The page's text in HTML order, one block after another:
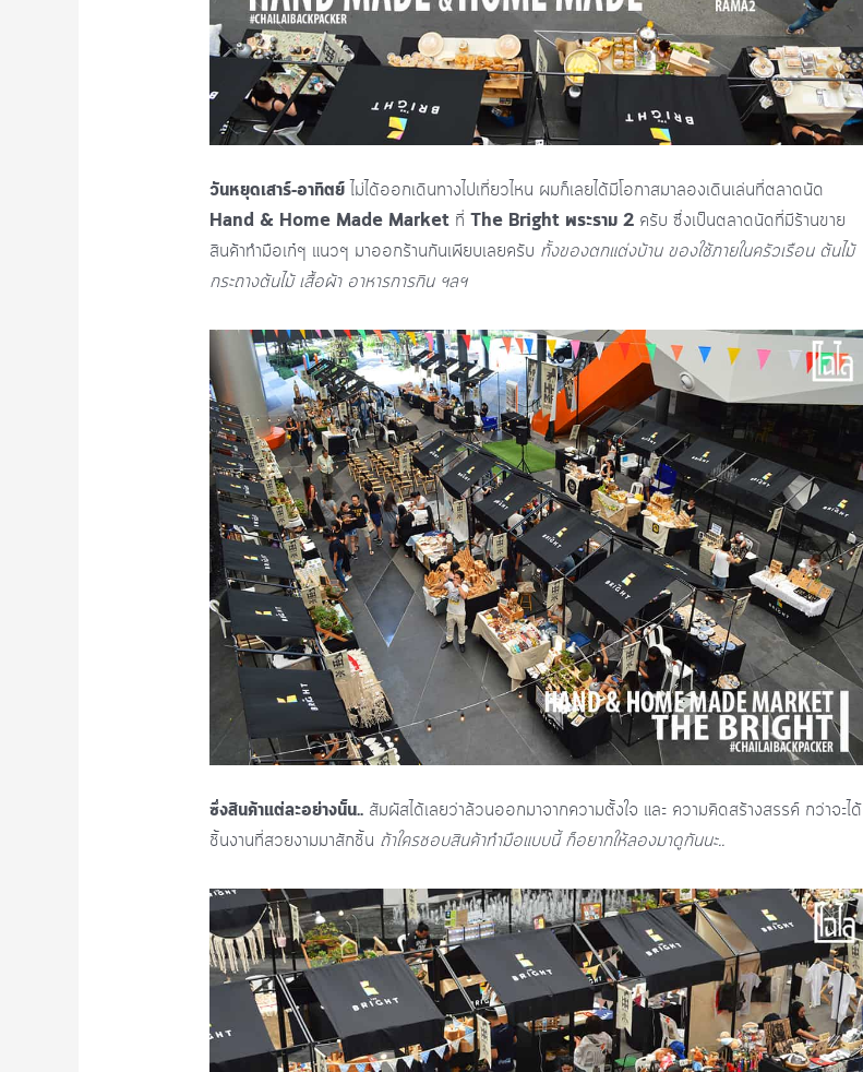
วันหยุดเสาร์-อาทิตย์ ไม่ได้ออกเดินทางไปเที่ยวไหน ผมก็เลยได้มีโอกาสมาลองเดินเล่นที่ตลาดนัด
Hand & Home Made Market ที่ The Bright พระราม 2 ครับ ซึ่งเป็นตลาดนัดที่มีร้านขาย
สินค้าทำมือเก๋ๆ แนวๆ มาออกร้านกันเพียบเลยครับ ทั้งของตกแต่งบ้าน ของใช้ภายในครัวเรือน ต้นไม้
กระถางต้นไม้ เสื้อผ้า อาหารการกิน ฯลฯ
ซึ่งสินค้าแต่ละอย่างนั้น.. สัมผัสได้เลยว่าล้วนออกมาจากความตั้งใจ และ ความคิดสร้างสรรค์ กว่าจะได้
ชิ้นงานที่สวยงามมาสักชิ้น ถ้าใครชอบสินค้าทำมือแบบนี้ ก็อยากให้ลองมาดูกันนะ..